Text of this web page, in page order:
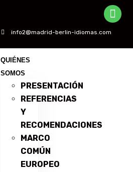
info2@madrid-berlin-idiomas.com
QUIÉNES
SOMOS
PRESENTACIÓN
REFERENCIAS
Y
RECOMENDACIONES
MARCO
COMÚN
EUROPEO